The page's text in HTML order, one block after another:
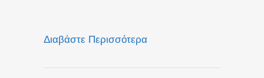
Διαβάστε Περισσότερα